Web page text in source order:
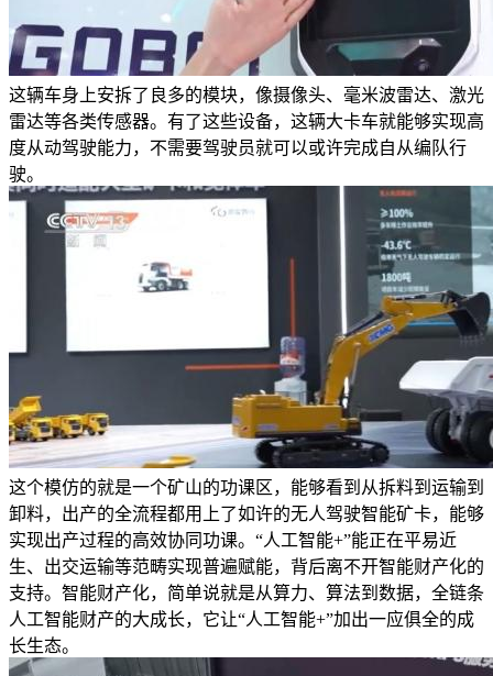
这辆车身上安拆了良多的模块，像摄像头、毫米波雷达、激光
雷达等各类传感器。有了这些设备，这辆大卡车就能够实现高
度从动驾驶能力，不需要驾驶员就可以或许完成自从编队行
驶。
这个模仿的就是一个矿山的功课区，能够看到从拆料到运输到
卸料，出产的全流程都用上了如许的无人驾驶智能矿卡，能够
实现出产过程的高效协同功课。“人工智能+”能正在平易近
生、出交运输等范畴实现普遍赋能，背后离不开智能财产化的
支持。智能财产化，简单说就是从算力、算法到数据，全链条
人工智能财产的大成长，它让“人工智能+”加出一应俱全的成
长生态。